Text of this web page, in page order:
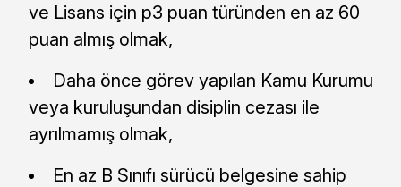
ve Lisans için p3 puan türünden en az 60
puan almış olmak,
Daha önce görev yapılan Kamu Kurumu
veya kuruluşundan disiplin cezası ile
ayrılmamış olmak,
En az B Sınıfı sürücü belgesine sahip